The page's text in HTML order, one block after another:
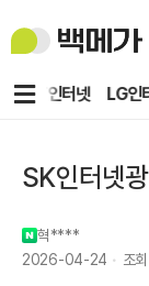
백
메
KT인터넷 LG인
메
SK인터넷
혁****
2026-04-24
조회